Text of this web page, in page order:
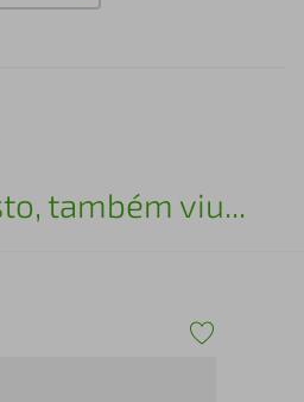
também viu...